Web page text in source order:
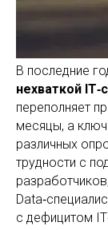
В последние
нехваткой
переполняет
месяцы, а
различных
трудности с
с дефицитом